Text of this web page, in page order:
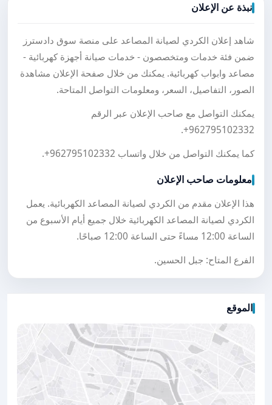
نبذة عن الإعلان
شاهد إعلان الكردي لصيانة المصاعد على منصة سوق دادسترز
ضمن فئة خدمات ومتخصصون - خدمات صيانة أجهزة كهربائية -
مصاعد وابواب كهربائية. يمكنك من خلال صفحة الإعلان مشاهدة
الصور، التفاصيل، السعر، ومعلومات التواصل المتاحة.
يمكنك التواصل مع صاحب الإعلان عبر الرقم
+962795102332
.
كما يمكنك التواصل من خلال واتساب +962795102332
.
معلومات صاحب الإعلان
هذا الإعلان مقدم من الكردي لصيانة المصاعد الكهربائية. يعمل
الكردي لصيانة المصاعد الكهربائية خلال جميع أيام الأسبوع من
الساعة 12:00 مساءً حتى الساعة 12:00 صباحًا.
الفرع المتاح: جبل الحسين.
الموقع